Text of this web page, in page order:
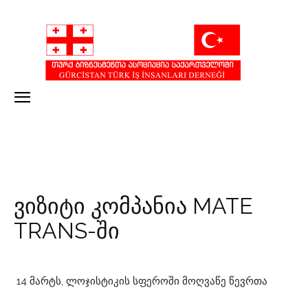
ვიზიტი კომპანია MATE
TRANS-ში
14 მარტს, ლოჯისტიკის სფეროში მოღვაწე წევრთა